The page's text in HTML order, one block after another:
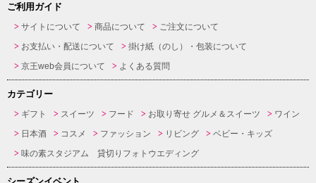
ご利用ガイド
サイトについて 商品について
ご注文について
お支払い・配送について
掛け紙（のし）・包装について
京王web会員について
よくある質問
カテゴリー
ギフト スイーツ フード お取り寄せ グルメ＆スイーツ
ワイン
日本酒
コスメ ファッション リビング
ベビー・キッズ
味の素スタジアム 貸切りフォトウエディング